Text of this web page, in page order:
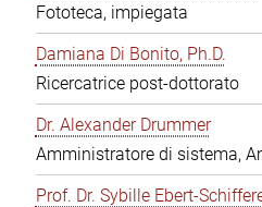
Fototeca, impiegata
Damiana Di Bonito, Ph.D.
Ricercatrice post-dottorato
Dr. Alexander Drummer
Amministratore di sistema,
Prof. Dr. Sybille Ebert-